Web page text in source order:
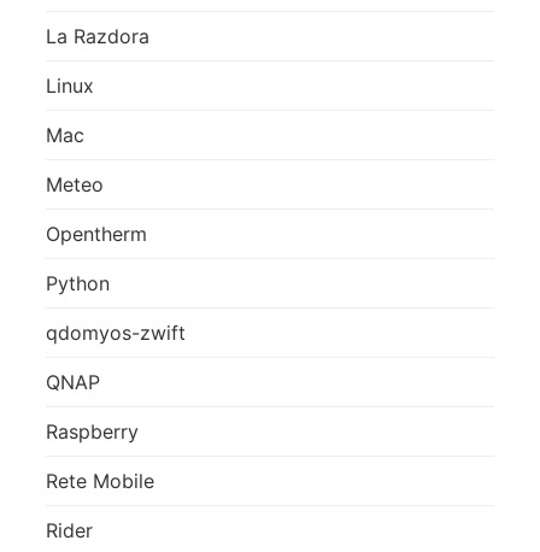
La Razdora
Linux
Mac
Meteo
Opentherm
Python
qdomyos-zwift
QNAP
Raspberry
Rete Mobile
Rider